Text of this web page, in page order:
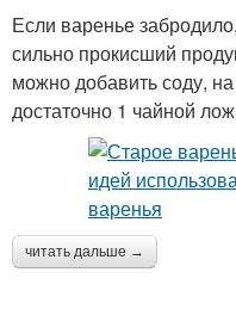
Если варенье
сильно прокисший
можно добавить соду,
достаточно 1 чайной
читать дальше →